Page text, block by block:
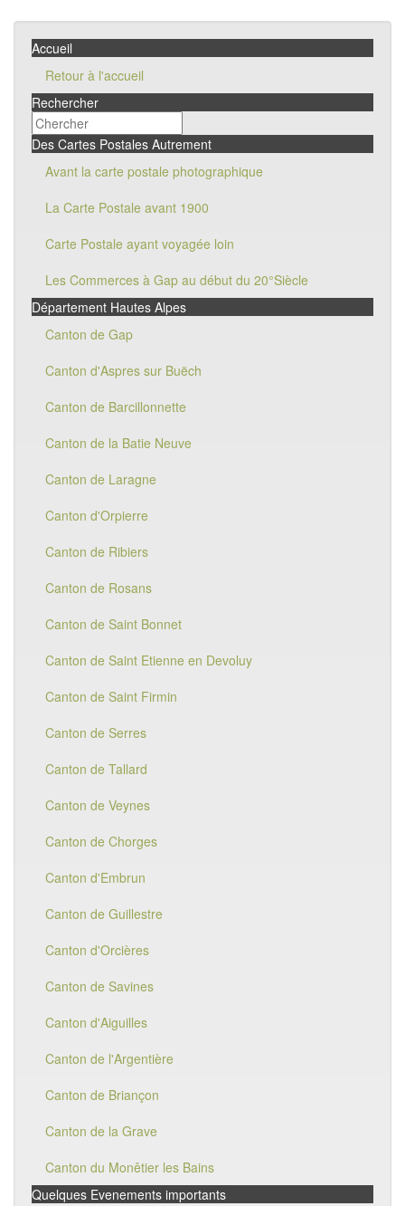
Accueil
Retour à l'accueil
Rechercher
Des Cartes Postales Autrement
Avant la carte postale photographique
La Carte Postale avant 1900
Carte Postale ayant voyagée loin
Les Commerces à Gap au début du 20°Siècle
Département Hautes Alpes
Canton de Gap
Canton d'Aspres sur Buëch
Canton de Barcillonnette
Canton de la Batie Neuve
Canton de Laragne
Canton d'Orpierre
Canton de Ribiers
Canton de Rosans
Canton de Saint Bonnet
Canton de Saint Etienne en Devoluy
Canton de Saint Firmin
Canton de Serres
Canton de Tallard
Canton de Veynes
Canton de Chorges
Canton d'Embrun
Canton de Guillestre
Canton d'Orcières
Canton de Savines
Canton d'Aiguilles
Canton de l'Argentière
Canton de Briançon
Canton de la Grave
Canton du Monêtier les Bains
Quelques Evenements importants